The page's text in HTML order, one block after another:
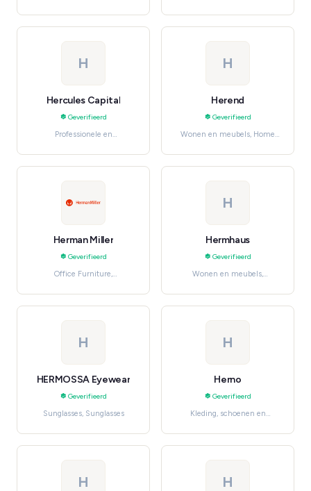
Fashion
H
Hercules Capital
Geverifieerd
Professionele en
Legal Services
H
Herend
Geverifieerd
Wonen en meubels, Home
Herman Miller
Geverifieerd
Office Furniture,
H
Hermhaus
Geverifieerd
Wonen en meubels,
H
HERMOSSA Eyewear
Geverifieerd
Sunglasses, Sunglasses
H
Herno
Geverifieerd
Kleding, schoenen en
Designer
H H